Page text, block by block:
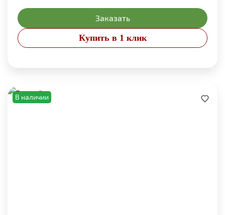
Заказать
Купить в 1 клик
В наличии